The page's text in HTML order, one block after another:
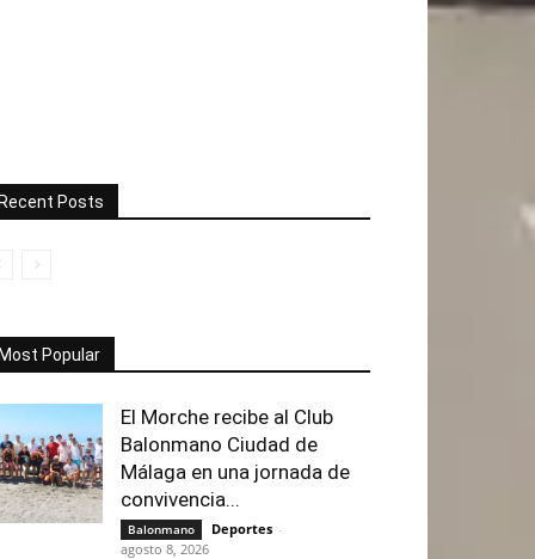
Posts
Popular
El Morche recibe al Club
Balonmano Ciudad de
Málaga en una jornada de
convivencia...
Balonmano Deportes -
agosto 8, 2026